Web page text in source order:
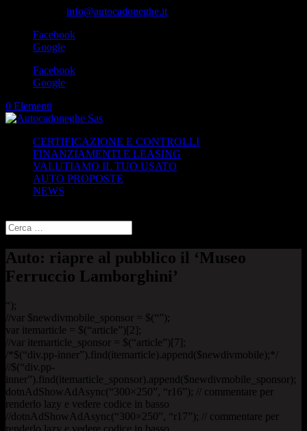
info@autocadoneghe.it
Facebook
Google
Facebook
Google
0 Elementi
CERTIFICAZIONE E CONTROLLI
FINANZIAMENTI E LEASING
VALUTIAMO IL TUO USATO
AUTO PROPOSTE
NEWS
Auto: riapre al pubblico il ‘Museo
Ferruccio Lamborghini’
“);
//var $newdivmobile_sponsor = $(“”);
var itemarticle = $(“article”)[2];
//var itemarticle_sponsor = $(“article”)[7];
/*$(“div.pp-inner”).find(itemarticle).append($newdivmobile);*/
//$(“div.pp-
inner”).find(itemarticle_sponsor).append($newdivmobile_sponsor);
dotnAdShowAdAsync(“300×250”, “r16”); // commentare per
renderlo lazy e vedere codice in basso
//dotnAdShowAdAsync(“300×250”, “r17”); // commentare per
renderlo lazy e vedere codice in basso